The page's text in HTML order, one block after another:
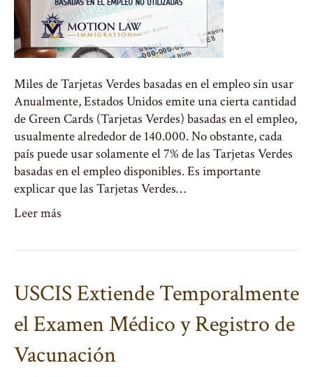
Miles de Tarjetas Verdes basadas en el empleo sin usar
Anualmente, Estados Unidos emite una cierta cantidad
de Green Cards (Tarjetas Verdes) basadas en el empleo,
usualmente alrededor de 140.000. No obstante, cada
país puede usar solamente el 7% de las Tarjetas Verdes
basadas en el empleo disponibles. Es importante
explicar que las Tarjetas Verdes…
Leer más
USCIS Extiende Temporalmente
el Examen Médico y Registro de
Vacunación